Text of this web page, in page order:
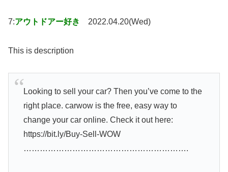
7:アウトドアー好き 2022.04.20(Wed)
This is description
Looking to sell your car? Then you’ve come to the
right place. carwow is the free, easy way to
change your car online. Check it out here:
https://bit.ly/Buy-Sell-WOW
…………………………………………………….